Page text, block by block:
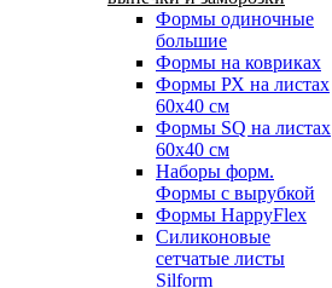
Формы одиночные
большие
Формы на ковриках
Формы РХ на листах
60х40 см
Формы SQ на листах
60х40 см
Наборы форм.
Формы с вырубкой
Формы HappyFlex
Силиконовые
сетчатые листы
Silform